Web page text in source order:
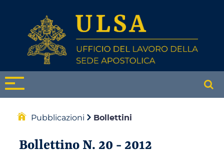
Pubblicazioni Bollettini
Bollettino N. 20 - 2012